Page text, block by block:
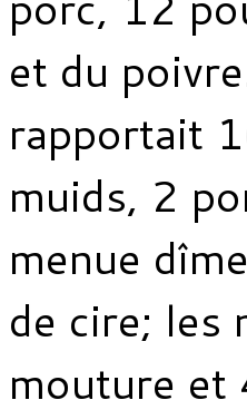
et du
rapportait
muids, 2
menue
de cire; les
mouture et